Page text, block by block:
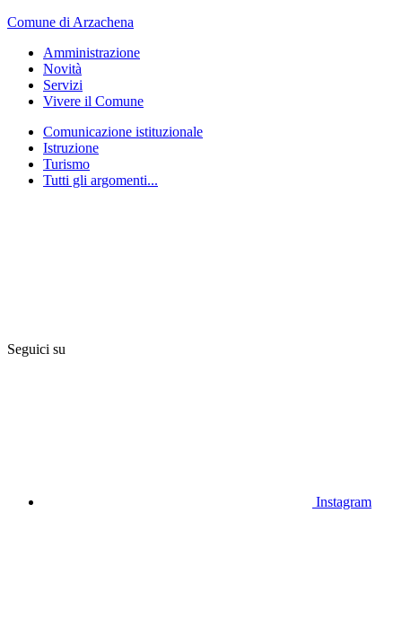
Comune di Arzachena
Amministrazione
Novità
Servizi
Vivere il Comune
Comunicazione istituzionale
Istruzione
Turismo
Tutti gli argomenti...
Seguici su
Instagram